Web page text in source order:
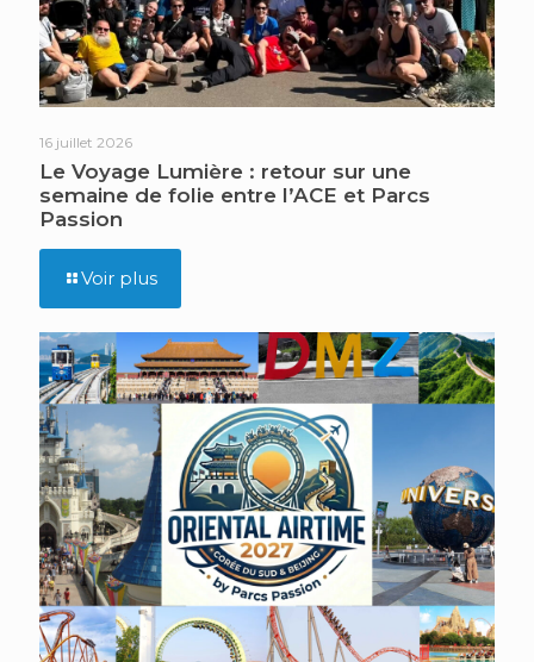
16 juillet 2026
Le Voyage Lumière : retour sur une
semaine de folie entre l’ACE et Parcs
Passion
Voir plus